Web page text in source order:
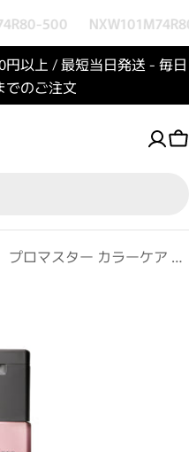
500
以上 / 最短当日発送 - 毎日
でのご注文
プロマスター カラーケア シャンプー SWEETIA/スウィーティア